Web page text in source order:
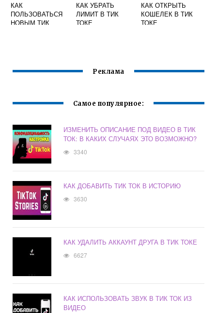
КАК
ПОЛЬЗОВАТЬСЯ
НОВЫМ ТИК
КАК УБРАТЬ
ЛИМИТ В ТИК
ТОКЕ
КАК ОТКРЫТЬ
КОШЕЛЕК В ТИК
ТОКЕ
Реклама
Самое популярное:
ИЗМЕНИТЬ ОПИСАНИЕ ПОД ВИДЕО В ТИК
ТОК: В КАКИХ СЛУЧАЯХ ЭТО ВОЗМОЖНО?
3340
КАК ДОБАВИТЬ ТИК ТОК В ИСТОРИЮ
3630
КАК УДАЛИТЬ АККАУНТ ДРУГА В ТИК ТОКЕ
6627
КАК ИСПОЛЬЗОВАТЬ ЗВУК В ТИК ТОК ИЗ
ВИДЕО